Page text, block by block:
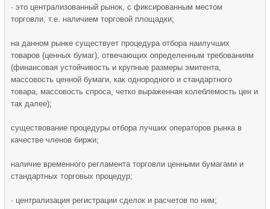
· это централизованный рынок, с фиксированным местом
торговли, т.е. наличием торговой площадки;
на данном рынке существует процедура отбора наилучших
товаров (ценных бумаг), отвечающих определенным требованиям
(финансовая устойчивость и крупные размеры эмитента,
массовость ценной бумаги, как однородного и стандартного
товара, массовость спроса, четко выраженная колеблемость цен и
так далее);
существование процедуры отбора лучших операторов рынка в
качестве членов биржи;
наличие временного регламента торговли ценными бумагами и
стандартных торговых процедур;
· централизация регистрации сделок и расчетов по ним;